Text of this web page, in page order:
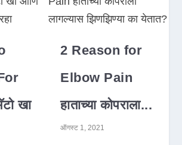
खा
2 Reason for
Elbow Pain
हाताच्या कोपराला...
ऑगस्ट 1, 2021